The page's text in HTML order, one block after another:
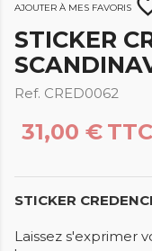
Ajouter à mes favoris
STICKER
Ref. CRED0062
31,00 € TTC
STICKER
Laissez s'exprimer